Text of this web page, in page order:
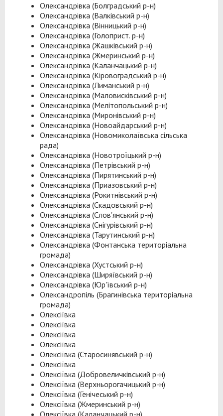
Олександрівка (Болградський р-н)
Олександрівка (Валківський р-н)
Олександрівка (Вінницький р-н)
Олександрівка (Голоприст. р-н)
Олександрівка (Жашківський р-н)
Олександрівка (Жмеринський р-н)
Олександрівка (Каланчацький р-н)
Олександрівка (Кіровоградський р-н)
Олександрівка (Лиманський р-н)
Олександрівка (Маловисківський р-н)
Олександрівка (Мелітопольський р-н)
Олександрівка (Миронівський р-н)
Олександрівка (Новоайдарський р-н)
Олександрівка (Новомиколаївська сільська
рада)
Олександрівка (Новотроїцький р-н)
Олександрівка (Петрівський р-н)
Олександрівка (Пирятинський р-н)
Олександрівка (Приазовський р-н)
Олександрівка (Рокитнівський р-н)
Олександрівка (Скадовський р-н)
Олександрівка (Слов'янський р-н)
Олександрівка (Снігурівський р-н)
Олександрівка (Тарутинський р-н)
Олександрівка (Фонтанська територіальна
громада)
Олександрівка (Хустський р-н)
Олександрівка (Ширяївський р-н)
Олександрівка (Юр'ївський р-н)
Олександропіль (Брагинівська територіальна
громада)
Олексіївка
Олексіївка
Олексіївка
Олексіївка
Олексіївка (Старосинявський р-н)
Олексіївка
Олексіївка (Добровеличківський р-н)
Олексіївка (Верхньорогачицький р-н)
Олексіївка (Генічеський р-н)
Олексіївка (Жмеринський р-н)